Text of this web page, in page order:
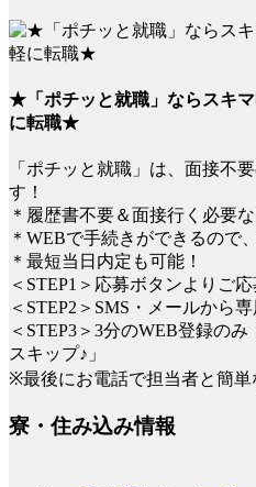
★「ポチッと就職」ならスキ
に転職★
「ポチッと就職」は、面接不
す！
＊履歴書不要＆面接行く必要な
＊WEBで手続きができるので
＊最短当日内定も可能！
＜STEP1＞応募ボタンよりご応
＜STEP2＞SMS・メールから
＜STEP3＞3分のWEB登録の
スキップ♪」
※最後にお電話で担当者と簡
寮・住み込み情報